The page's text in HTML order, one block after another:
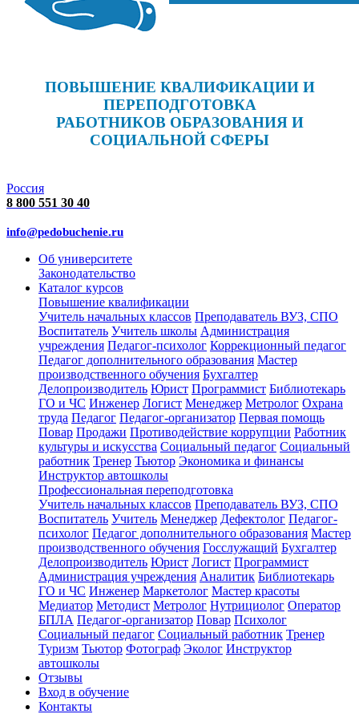
ПОВЫШЕНИЕ КВАЛИФИКАЦИИ И
ПЕРЕПОДГОТОВКА
РАБОТНИКОВ ОБРАЗОВАНИЯ И
СОЦИАЛЬНОЙ СФЕРЫ
Россия
8 800 551 30 40
info@pedobuchenie.ru
Об университете
Законодательство
Каталог курсов
Повышение квалификации
Учитель начальных классов Преподаватель ВУЗ, СПО
Воспитатель Учитель школы Администрация
учреждения Педагог-психолог Коррекционный педагог
Педагог дополнительного образования Мастер
производственного обучения Бухгалтер
Делопроизводитель Юрист Программист Библиотекарь
ГО и ЧС Инженер Логист Менеджер Метролог Охрана
труда Педагог Педагог-организатор Первая помощь
Повар Продажи Противодействие коррупции Работник
культуры и искусства Социальный педагог Социальный
работник Тренер Тьютор Экономика и финансы
Инструктор автошколы
Профессиональная переподготовка
Учитель начальных классов Преподаватель ВУЗ, СПО
Воспитатель Учитель Менеджер Дефектолог Педагог-
психолог Педагог дополнительного образования Мастер
производственного обучения Госслужащий Бухгалтер
Делопроизводитель Юрист Логист Программист
Администрация учреждения Аналитик Библиотекарь
ГО и ЧС Инженер Маркетолог Мастер красоты
Медиатор Методист Метролог Нутрициолог Оператор
БПЛА Педагог-организатор Повар Психолог
Социальный педагог Социальный работник Тренер
Туризм Тьютор Фотограф Эколог Инструктор
автошколы
Отзывы
Вход в обучение
Контакты